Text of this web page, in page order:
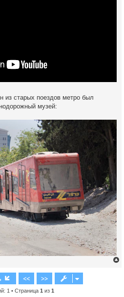
из старых поездов метро был
музей:
<< >>
1 • Страница 1 из 1